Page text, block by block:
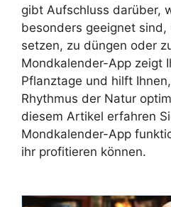
gibt Aufschluss darüber,
besonders geeignet sind,
setzen, zu düngen oder
Mondkalender-App zeigt
Pflanztage und hilft
Rhythmus der Natur
diesem Artikel erfahren
Mondkalender-App
ihr profitieren können.